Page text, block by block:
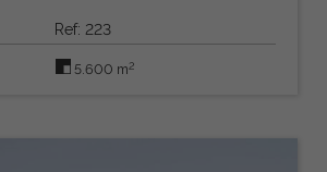
Ref: 223
5.600 m2